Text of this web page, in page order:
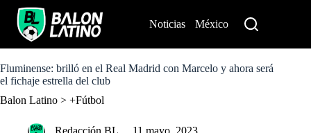
o
c
n
Noticias México
Fluminense: brilló en el Real Madrid con Marcelo y ahora será
el fichaje estrella del club
Balon Latino > +Fútbol